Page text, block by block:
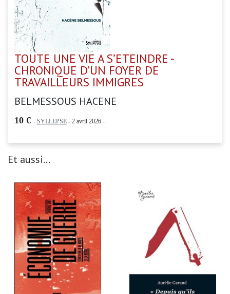
TOUTE UNE VIE A S’ETEINDRE -
CHRONIQUE D’UN FOYER DE
TRAVAILLEURS IMMIGRES
BELMESSOUS HACENE
10 € - SYLLEPSE- 2 avril 2026 -
Et aussi...